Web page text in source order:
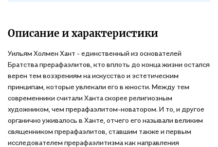
Описание и характеристики
Уильям Холмен Хант - единственный из основателей
Братства прерафаэлитов, кто вплоть до конца жизни остался
верен тем воззрениям на искусство и эстетическим
принципам, которые увлекали его в юности. Между тем
современники считали Ханта скорее религиозным
художником, чем прерафаэлитом-новатором. И то, и другое
органично уживалось в Ханте, отчего его называли великим
священником прерафаэлитов, ставшим также и первым
исследователем прерафаэлитизма как направления